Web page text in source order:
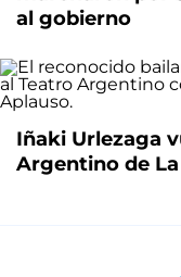
al gobierno
Iñaki Urlezaga
Argentino de